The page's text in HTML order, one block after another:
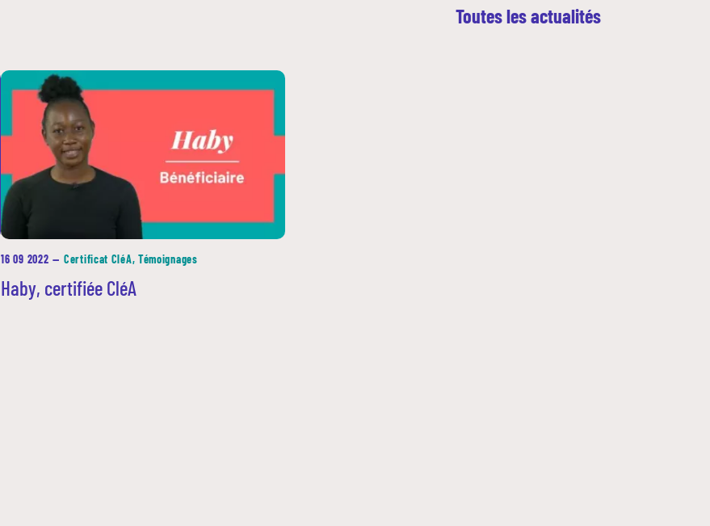
Les métiers qui recrutentToutes les actualités
16 09 2022 — Certificat CléA, Témoignages
Haby, certifiée CléA